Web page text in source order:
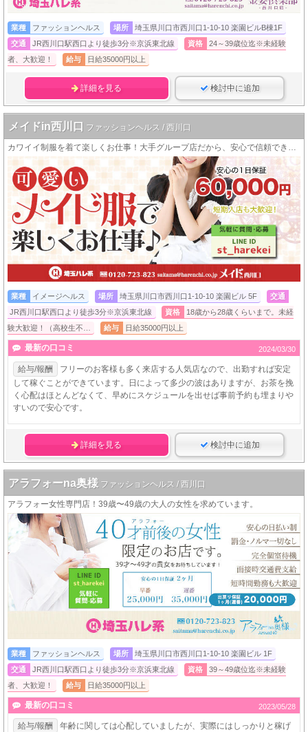
業種 ファッションヘルス 場所
埼玉県川口市西川口1-10-10 楽園ビルB棟1F
交通
JR西川口駅西口より徒歩3分※京浜東北線 資格
24～39歳位迄※未経験
者、大歓迎！
給与 日給35000円以上
詳細を見る 検討中に追加
メイドin西川口 ファッションヘルス / 西川口
カワイイ制服を着て楽しくお仕事！大手グループ店だから、安心で信頼できる特典がいっぱい！
業種 イメージヘルス 場所 埼玉県川口市西川口1-10-10 楽園ビル 5F
交通
JR西川口駅西口より徒歩3分※京浜東北線
資格
18歳から28歳くらいまで。未経
験大歓迎！（高校生不…
給与 日給35000円以上
最新の口コミ 2024/03/30
給与/報酬
フリーのお客様も多く来店する人気店なので、出勤すれば安定
して稼ぐことができています。日によって多少の波はありますが、お茶を挽
く心配はほとんどなくて、早めにスケジュールを出せば事前予約も埋まりや
すいので安心です。
詳細を見る 検討中に追加
アラフォーna奥様 ファッションヘルス / 西川口
アラフォー女性専門店！39歳〜49歳の大人の女性を求めています。
業種 ファッションヘルス 場所
埼玉県川口市西川口1-10-10 楽園ビル 1F
交通
JR西川口駅西口より徒歩3分※京浜東北線 資格
39～49歳位迄※未経験
者、大歓迎！
給与 日給35000円以上
最新の口コミ 2023/05/28
給与/報酬
年齢に関しては心配していましたが、実際にはしっかりと稼げ